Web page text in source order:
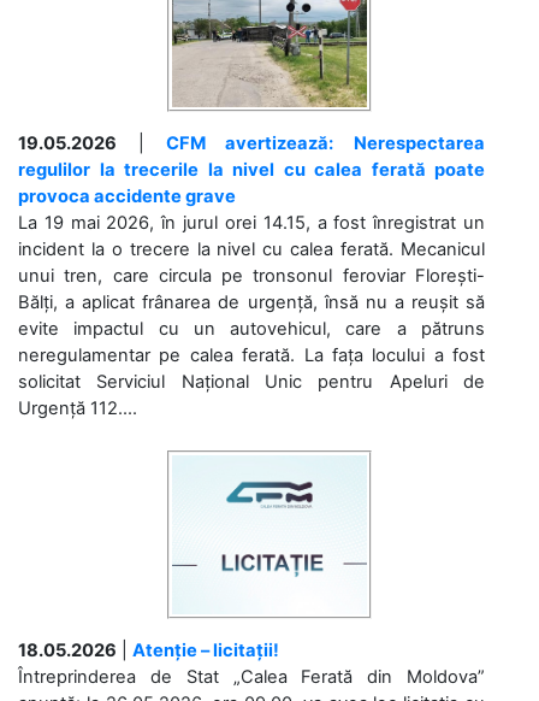
19.05.2026
CFM avertizează: Nerespectarea
regulilor la trecerile la nivel cu calea ferată poate
provoca accidente grave
La 19 mai 2026, în jurul orei 14.15, a fost înregistrat un
incident la o trecere la nivel cu calea ferată. Mecanicul
unui tren, care circula pe tronsonul feroviar Florești-
Bălți, a aplicat frânarea de urgență, însă nu a reușit să
evite impactul cu un autovehicul, care a pătruns
neregulamentar pe calea ferată. La fața locului a fost
solicitat Serviciul Național Unic pentru Apeluri de
Urgență 112....
18.05.2026
Atenție – licitații!
Întreprinderea de Stat „Calea Ferată din Moldova”